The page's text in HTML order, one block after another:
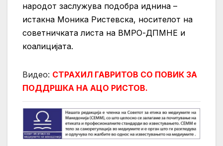
народот заслужува подобра иднина –
истакна Моника Ристевска, носителот на
советничката листа на ВМРО-ДПМНЕ и
коалицијата.
Видео: СТРАХИЛ ГАВРИТОВ СО ПОВИК ЗА
ПОДДРШКА НА АЦО РИСТОВ.